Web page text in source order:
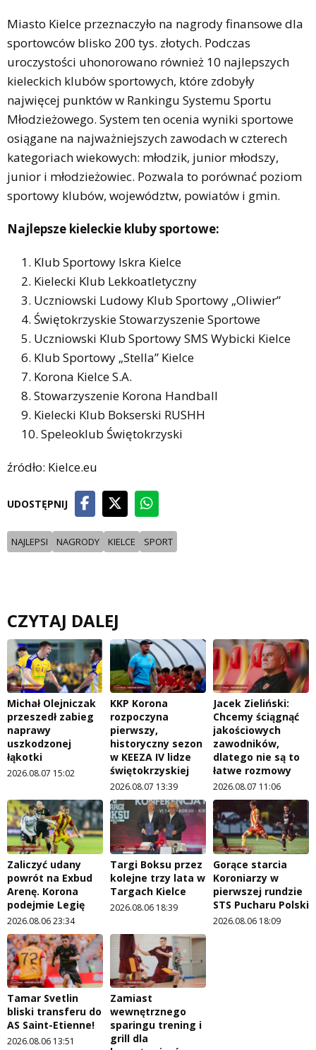
Miasto Kielce przeznaczyło na nagrody finansowe dla
sportowców blisko 200 tys. złotych. Podczas
uroczystości uhonorowano również 10 najlepszych
kieleckich klubów sportowych, które zdobyły
najwięcej punktów w Rankingu Systemu Sportu
Młodzieżowego. System ten ocenia wyniki sportowe
osiągane na najważniejszych zawodach w czterech
kategoriach wiekowych: młodzik, junior młodszy,
junior i młodzieżowiec. Pozwala to porównać poziom
sportowy klubów, województw, powiatów i gmin.
Najlepsze kieleckie kluby sportowe:
Klub Sportowy Iskra Kielce
Kielecki Klub Lekkoatletyczny
Uczniowski Ludowy Klub Sportowy „Oliwier”
Świętokrzyskie Stowarzyszenie Sportowe
Uczniowski Klub Sportowy SMS Wybicki Kielce
Klub Sportowy „Stella” Kielce
Korona Kielce S.A.
Stowarzyszenie Korona Handball
Kielecki Klub Bokserski RUSHH
Speleoklub Świętokrzyski
źródło: Kielce.eu
UDOSTĘPNIJ
NAJLEPSI NAGRODY KIELCE SPORT
CZYTAJ DALEJ
Michał Olejniczak
przeszedł zabieg
naprawy
uszkodzonej
łąkotki
2026.08.07 15:02
KKP Korona
rozpoczyna
pierwszy,
historyczny sezon
w KEEZA IV lidze
świętokrzyskiej
2026.08.07 13:39
Jacek Zieliński:
Chcemy ściągnąć
jakościowych
zawodników,
dlatego nie są to
łatwe rozmowy
2026.08.07 11:06
Zaliczyć udany
powrót na Exbud
Arenę. Korona
podejmie Legię
2026.08.06 23:34
Targi Boksu przez
kolejne trzy lata w
Targach Kielce
2026.08.06 18:39
Gorące starcia
Koroniarzy w
pierwszej rundzie
STS Pucharu Polski
2026.08.06 18:09
Tamar Svetlin
bliski transferu do
AS Saint-Etienne!
2026.08.06 13:51
Zamiast
wewnętrznego
sparingu trening i
grill dla